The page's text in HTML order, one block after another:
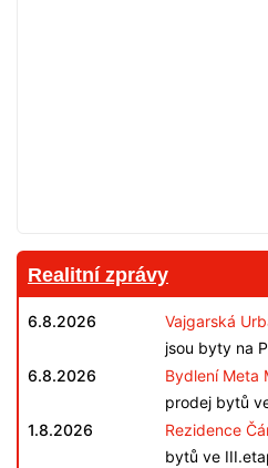
Realitní zprávy
6.8.2026 Vajgarská
jsou byty na
6.8.2026
Bydlení Meta
prodej bytů
1.8.2026
Rezidence
bytů ve